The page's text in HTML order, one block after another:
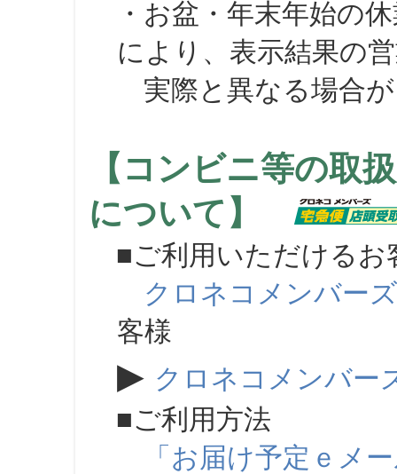
・お盆・年末年始の
により、表示結果の
実際と異なる場合が
【コンビニ等の取
について】
■ご利用いただけるお
クロネコメンバーズ
客様
▶ クロネコメンバー
■ご利用方法
「お届け予定ｅメ